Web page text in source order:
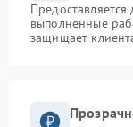
выполненные
защищает